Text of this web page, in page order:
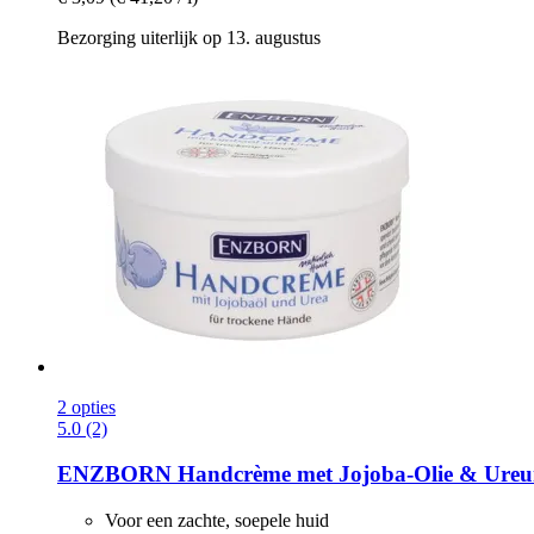
Bezorging uiterlijk op 13. augustus
2 opties
5.0 (2)
ENZBORN Handcrème met Jojoba-​Olie &
Voor een zachte, soepele huid